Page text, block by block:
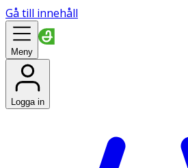
Gå till innehåll
Meny
Logga in